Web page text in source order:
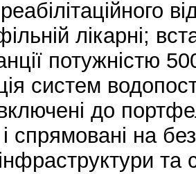
лікарні;
потужністю
систем
включені до
і спрямовані на
та